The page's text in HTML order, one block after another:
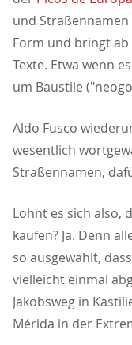
und Straßennamen
Form und bringt
Texte. Etwa wenn
um Baustile
Aldo Fusco
wesentlich
Straßennamen,
Lohnt es sich also,
kaufen? Ja. Denn
so ausgewählt,
vielleicht einmal
Jakobsweg in
Mérida in der